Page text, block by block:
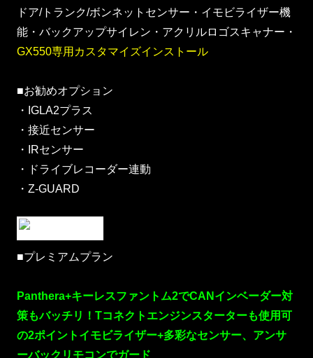
ドア/トランク/ボンネットセンサー・イモビライザー機
能・バックアップサイレン・アクリルロゴスキャナー・
GX550専用カスタマイズインストール
■お勧めオプション
・IGLA2プラス
・接近センサー
・IRセンサー
・ドライブレコーダー連動
・Z-GUARD
■プレミアムプラン
Panthera+キーレスファントム2でCANインベーダー対
策もバッチリ！Tコネクトエンジンスターターも使用可
の2ポイントイモビライザー+多彩なセンサー、アンサ
ーバックリモコンでガード